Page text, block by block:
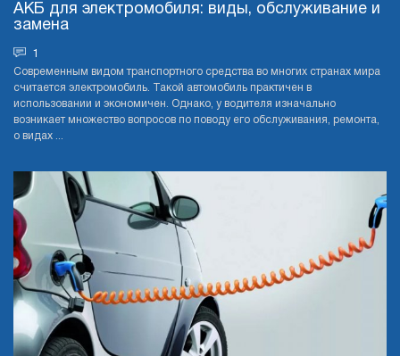
АКБ для электромобиля: виды, обслуживание и
замена
1
Современным видом транспортного средства во многих странах мира
считается электромобиль. Такой автомобиль практичен в
использовании и экономичен. Однако, у водителя изначально
возникает множество вопросов по поводу его обслуживания, ремонта,
о видах ...